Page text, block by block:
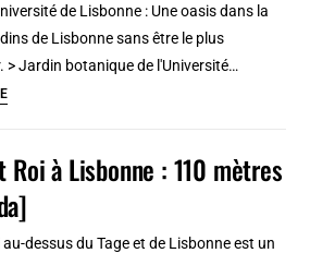
de Lisbonne : Une oasis dans la
de Lisbonne sans être le plus
> Jardin botanique de l'Université…
Jardin
Lisbonne
:
Palmiers
à Lisbonne : 110 mètres
dessus du Tage et de Lisbonne est un